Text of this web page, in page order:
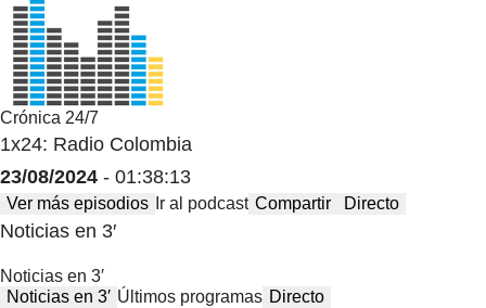
Crónica 24/7
1x24: Radio Colombia
23/08/2024 - 01:38:13
Ver más episodios Ir al podcast Compartir Directo
Noticias en 3′
Noticias en 3′
Noticias en 3′ Últimos programas Directo